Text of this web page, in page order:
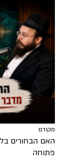
מקודם
האם הבחורים
פתוחה